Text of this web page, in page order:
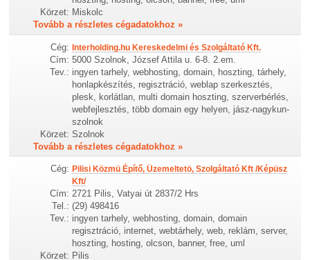
Körzet: Miskolc
Tovább a részletes cégadatokhoz »
Cég: Interholding.hu Kereskedelmi és Szolgáltató Kft.
Cím: 5000 Szolnok, József Attila u. 6-8. 2.em.
Tev.: ingyen tarhely, webhosting, domain, hoszting, tárhely,
honlapkészítés, regisztráció, weblap szerkesztés,
plesk, korlátlan, multi domain hoszting, szerverbérlés,
webfejlesztés, több domain egy helyen, jász-nagykun-
szolnok
Körzet: Szolnok
Tovább a részletes cégadatokhoz »
Cég: Pilisi Közmü Építő, Üzemeltetö, Szolgáltató Kft /Képüsz
Kft/
Cím: 2721 Pilis, Vatyai út 2837/2 Hrs
Tel.: (29) 498416
Tev.: ingyen tarhely, webhosting, domain, domain
regisztráció, internet, webtárhely, web, reklám, server,
hoszting, hosting, olcson, banner, free, uml
Körzet: Pilis